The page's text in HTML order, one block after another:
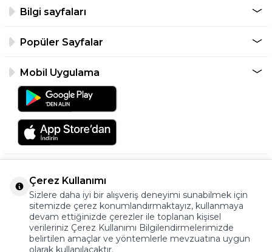
Bilgi sayfaları
Popüler Sayfalar
Mobil Uygulama
©2026 Tüm Hakkı Saklıdır.
ayakkabıonline.com
Çerez Kullanımı
Sizlere daha iyi bir alışveriş deneyimi sunabilmek için
sitemizde çerez konumlandırmaktayız, kullanmaya
devam ettiğinizde çerezler ile toplanan kişisel
verileriniz Çerez Kullanımı Bilgilendirmelerimizde
belirtilen amaçlar ve yöntemlerle mevzuatına uygun
olarak kullanılacaktır.